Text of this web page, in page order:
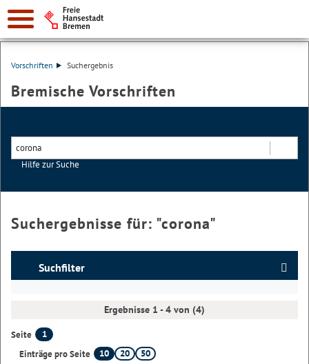
Vorschriften Suchergebnis
Bremische Vorschriften
Hilfe zur Suche
Suchergebnisse für: "corona"
Suchfilter
Ergebnisse 1 - 4 von (4)
Seite
1
Einträge pro Seite
10 20 50